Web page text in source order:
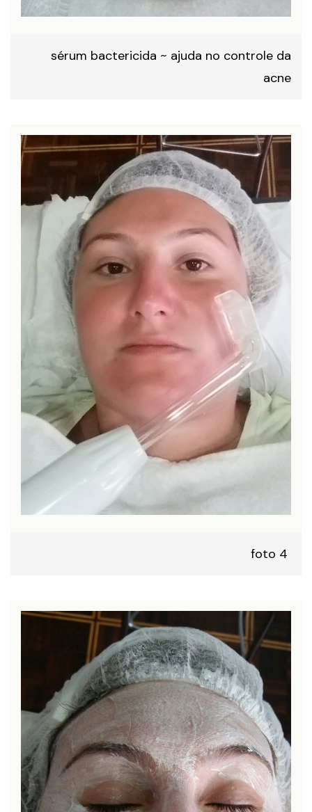
sérum bactericida ~ ajuda no controle da
acne
foto 4